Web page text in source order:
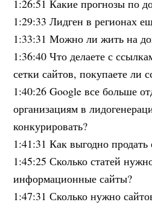
1:26:51 Какие прогнозы по
1:29:33 Лидген в регионах
1:33:31 Можно ли жить на
1:36:40 Что делаете с
сетки сайтов, покупаете ли
1:40:26 Google все больше
организациям в
конкурировать?
1:41:31 Как выгодно продать
1:45:25 Сколько статей
информационные сайты?
1:47:31 Сколько нужно